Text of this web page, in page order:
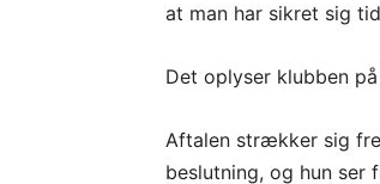
at man har sikret sig
Det oplyser klubben
Aftalen strækker sig
beslutning, og hun ser